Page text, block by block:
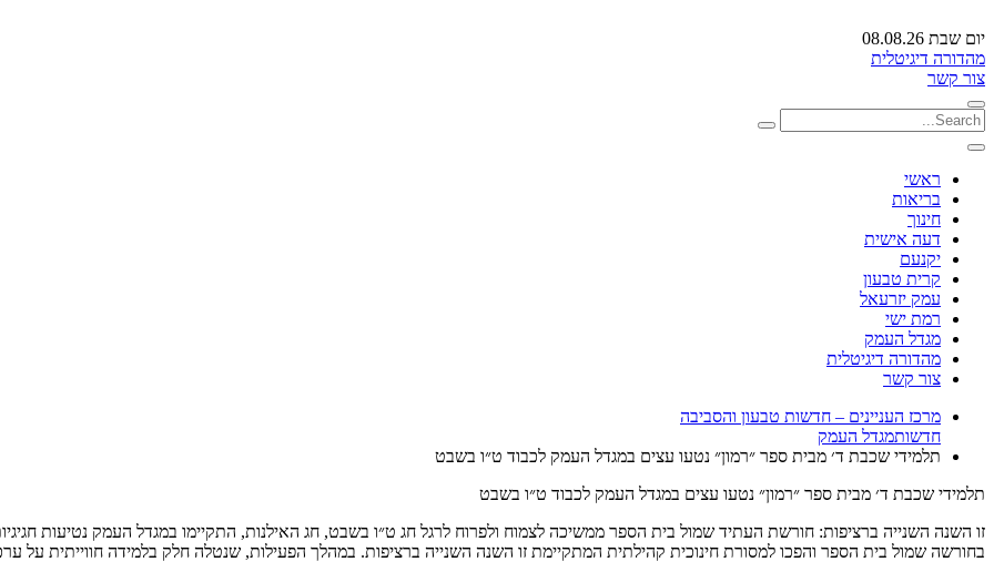
יום שבת 08.08.26
מהדורה דיגיטלית
צור קשר
ראשי
בריאות
חינוך
דעה אישית
יקנעם
קרית טבעון
עמק יזרעאל
רמת ישי
מגדל העמק
מהדורה דיגיטלית
צור קשר
מרכז העניינים – חדשות טבעון והסביבה
חדשותמגדל העמק
תלמידי שכבת ד׳ מבית ספר ״רמון״ נטעו עצים במגדל העמק לכבוד ט״ו בשבט
תלמידי שכבת ד׳ מבית ספר ״רמון״ נטעו עצים במגדל העמק לכבוד ט״ו בשבט
זו השנה השנייה ברציפות: חורשת העתיד שמול בית הספר ממשיכה לצמוח ולפרוח לרגל חג ט״ו בשבט, חג האילנות, התקיימו במגדל העמק נטיעות
בחורשה שמול בית הספר והפכו למסורת חינוכית קהילתית המתקיימת זו השנה השנייה ברציפות. במהלך הפעילות, שנטלה חלק בלמידה חווייתית על